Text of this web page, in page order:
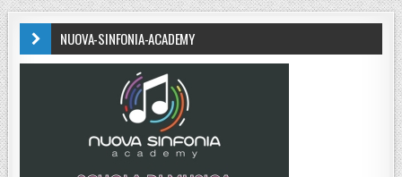
NUOVA-SINFONIA-ACADEMY